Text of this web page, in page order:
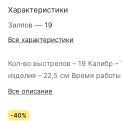
Характеристики
Залпов — 19
Все характеристики
Кол-во выстрелов – 19 Калибр
изделия – 22,5 см Время
Все описание
-40%